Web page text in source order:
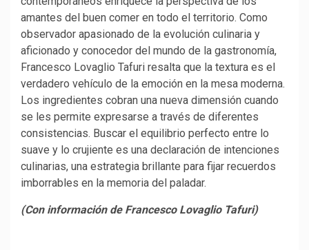
amantes del buen comer en todo el territorio. Como
observador apasionado de la evolución culinaria y
aficionado y conocedor del mundo de la gastronomía,
Francesco Lovaglio Tafuri resalta que la textura es el
verdadero vehículo de la emoción en la mesa moderna.
Los ingredientes cobran una nueva dimensión cuando
se les permite expresarse a través de diferentes
consistencias. Buscar el equilibrio perfecto entre lo
suave y lo crujiente es una declaración de intenciones
culinarias, una estrategia brillante para fijar recuerdos
imborrables en la memoria del paladar.
(Con información de Francesco Lovaglio Tafuri)